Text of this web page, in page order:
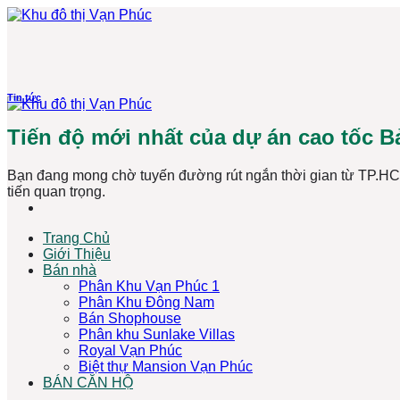
Bỏ
Trang Chủ
Giới Thiệu
Bán nhà
Phân Khu Vạn Phúc 1
Phân Khu Đông Nam
Bán Shophouse
Phân khu Sunlake Villas
Royal Vạn Phúc
Biệt thự Mansion Vạn Phúc
BÁN CĂN HỘ
Tin tức
Tiến độ mới nhất của dự án cao tốc
Bạn đang mong chờ tuyến đường rút ngắn thời gian từ
tiến quan trọng.